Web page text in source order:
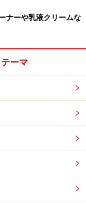
ーなのが、上の写
用いた撥水スプレ
ずスエードやヌバ
や麻など布地のも
もさることながら、
実感できるのが、
・防汚性にも優れ
よく見かけるアメ
もこれと似た原理
げれば、その効果
ナーや乳液クリームな
ーマ